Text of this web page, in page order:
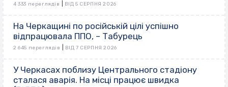
4 333 переглядів ВІД 5 СЕРПНЯ 2026
На Черкащині по російській цілі успішно
відпрацювала ППО, – Табурець
2 645 переглядів ВІД 7 СЕРПНЯ 2026
У Черкасах поблизу Центрального стадіону
сталася аварія. На місці працює швидка